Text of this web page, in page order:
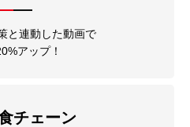
と連動した動画で
アップ！
チェーン